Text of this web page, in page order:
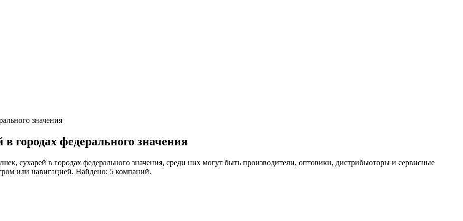
значения
городах федерального значения
сухарей в городах федерального значения, среди них могут быть производители, оптовики, дистрибьюторы и сервисные
или навигацией. Найдено: 5 компаний.